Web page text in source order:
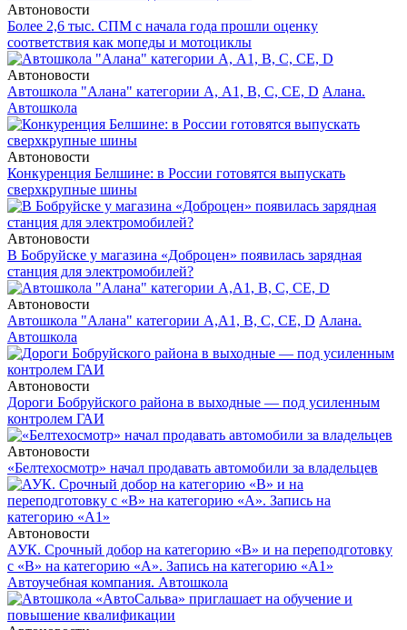
Автоновости
Более 2,6 тыс. СПМ с начала года прошли оценку
соответствия как мопеды и мотоциклы
Автоновости
Автошкола "Алана" категории А, А1, В, С, СЕ, D Алана.
Автошкола
Автоновости
Конкуренция Белшине: в России готовятся выпускать
сверхкрупные шины
Автоновости
В Бобруйске у магазина «Доброцен» появилась зарядная
станция для электромобилей?
Автоновости
Автошкола "Алана" категории А,А1, В, С, СЕ, D Алана.
Автошкола
Автоновости
Дороги Бобруйского района в выходные — под усиленным
контролем ГАИ
Автоновости
«Белтехосмотр» начал продавать автомобили за владельцев
Автоновости
АУК. Срочный добор на категорию «В» и на переподготовку
с «В» на категорию «А». Запись на категорию «А1»
Автоучебная компания. Автошкола